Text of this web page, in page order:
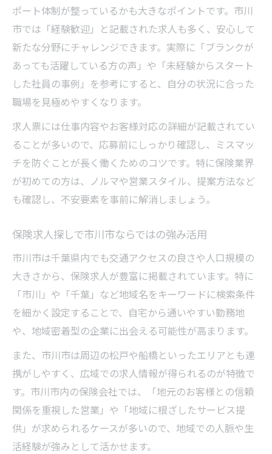
ポート体制が整っているかも大きなポイントです。市川
市では「経験歓迎」と記載された求人も多く、安心して
新たな分野にチャレンジできます。実際に「ブランクが
あっても活躍している方の声」や「未経験からスタート
した社員の事例」を参考にすると、自分の状況に合った
職場を見極めやすくなります。
求人票には仕事内容やお客様対応の詳細が記載されてい
ることが多いので、応募前にしっかり確認し、ミスマッ
チを防ぐことが長く働くためのコツです。特に保険業界
が初めての方は、ノルマや営業スタイル、提案方法など
も確認し、不安要素を事前に解消しましょう。
保険求人探しで市川市ならではの強み活用
市川市は千葉県内でも交通アクセスの良さや人口規模の
大きさから、保険求人が豊富に掲載されています。特に
「市川」や「千葉」など地域名をキーワードに検索条件
を細かく設定することで、自宅から通いやすい勤務地
や、地域密着型の企業に出会える可能性が高まります。
また、市川市は周辺の松戸や船橋といったエリアとも連
携がしやすく、広域での求人情報が得られるのが特徴で
す。市川市内の保険会社では、「地元のお客様との信頼
関係を重視した営業」や「地域に根ざしたサービス提
供」が求められるケースが多いので、地域での人脈や生
活経験が強みとして活かせます。